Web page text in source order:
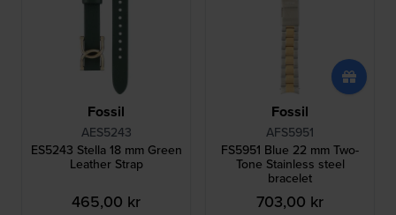
Fossil
AES5243
ES5243 Stella 18 mm Green
Leather Strap
465,00 kr
Fossil
AFS5951
FS5951 Blue 22 mm Two-
Tone Stainless steel
bracelet
703,00 kr